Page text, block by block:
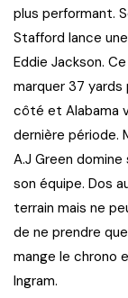
plus performant.
Stafford lance
Eddie Jackson.
marquer 37 yards
côté et Alabama
dernière période.
A.J Green
son équipe. Dos
terrain mais ne
de ne prendre
mange le chrono
Ingram.